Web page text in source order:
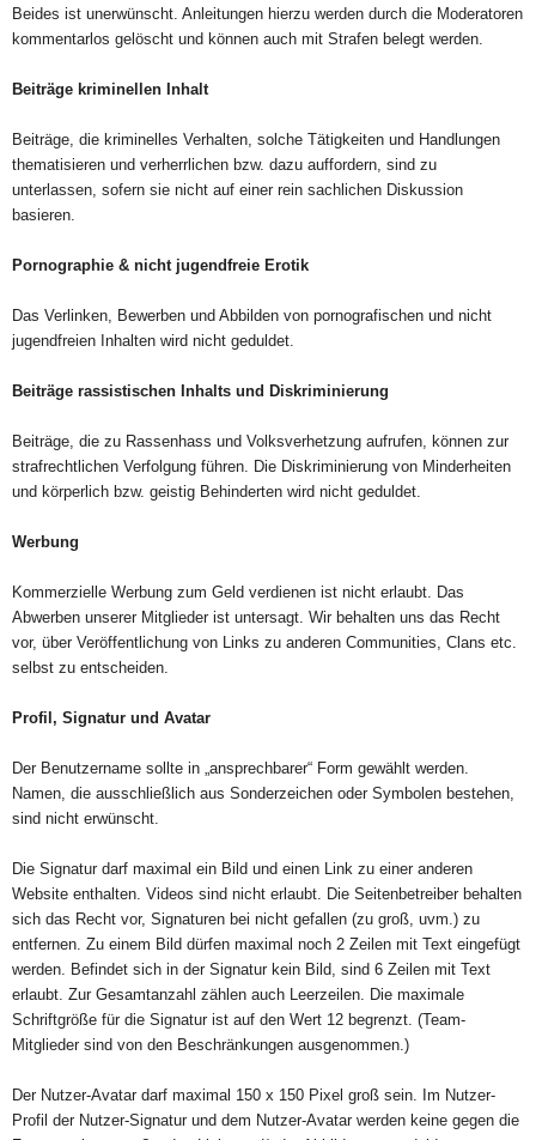
Beides ist unerwünscht. Anleitungen hierzu werden durch die Moderatoren
kommentarlos gelöscht und können auch mit Strafen belegt werden.
Beiträge kriminellen Inhalt
Beiträge, die kriminelles Verhalten, solche Tätigkeiten und Handlungen
thematisieren und verherrlichen bzw. dazu auffordern, sind zu
unterlassen, sofern sie nicht auf einer rein sachlichen Diskussion
basieren.
Pornographie & nicht jugendfreie Erotik
Das Verlinken, Bewerben und Abbilden von pornografischen und nicht
jugendfreien Inhalten wird nicht geduldet.
Beiträge rassistischen Inhalts und Diskriminierung
Beiträge, die zu Rassenhass und Volksverhetzung aufrufen, können zur
strafrechtlichen Verfolgung führen. Die Diskriminierung von Minderheiten
und körperlich bzw. geistig Behinderten wird nicht geduldet.
Werbung
Kommerzielle Werbung zum Geld verdienen ist nicht erlaubt. Das
Abwerben unserer Mitglieder ist untersagt. Wir behalten uns das Recht
vor, über Veröffentlichung von Links zu anderen Communities, Clans etc.
selbst zu entscheiden.
Profil, Signatur und Avatar
Der Benutzername sollte in „ansprechbarer“ Form gewählt werden.
Namen, die ausschließlich aus Sonderzeichen oder Symbolen bestehen,
sind nicht erwünscht.
Die Signatur darf maximal ein Bild und einen Link zu einer anderen
Website enthalten. Videos sind nicht erlaubt. Die Seitenbetreiber behalten
sich das Recht vor, Signaturen bei nicht gefallen (zu groß, uvm.) zu
entfernen. Zu einem Bild dürfen maximal noch 2 Zeilen mit Text eingefügt
werden. Befindet sich in der Signatur kein Bild, sind 6 Zeilen mit Text
erlaubt. Zur Gesamtanzahl zählen auch Leerzeilen. Die maximale
Schriftgröße für die Signatur ist auf den Wert 12 begrenzt. (Team-
Mitglieder sind von den Beschränkungen ausgenommen.)
Der Nutzer-Avatar darf maximal 150 x 150 Pixel groß sein. Im Nutzer-
Profil der Nutzer-Signatur und dem Nutzer-Avatar werden keine gegen die